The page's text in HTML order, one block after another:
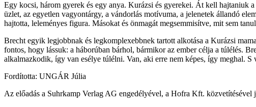
Egy kocsi, három gyerek és egy anya. Kurázsi és gyerekei. Át kell hajtaniuk
üzlet, az egyetlen vagyontárgy, a vándorlás motívuma, a jelenetek állandó
hajtotta, leleményes figura. Másokat és önmagát megsemmisítve, mit sem
Brecht egyik legjobbnak és legkomplexebbnek tartott alkotása a Kurázsi
fontos, hogy lássuk: a háborúban bárhol, bármikor az ember célja a túlélés.
alkalmazkodik, így van esélye túlélni. Van, aki erre nem képes, így meghal. S
Fordította: UNGÁR Júlia
Az előadás a Suhrkamp Verlag AG engedélyével, a Hofra Kft. közvetítésével